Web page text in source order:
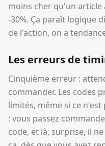
moins cher qu'un article
-30%. Ça paraît logique
de l'action, on a
Les erreurs de
Cinquième erreur :
commander. Les codes
limités, même si ce
: vous passez
code, et là, surprise, il